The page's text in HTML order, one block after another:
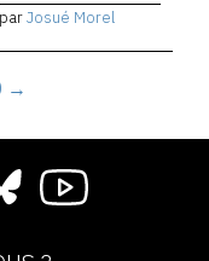
parJosué Morel
→